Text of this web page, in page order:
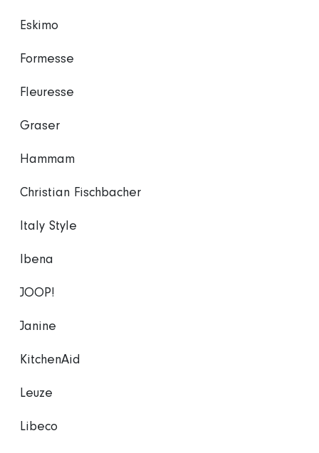
Eskimo
Formesse
Fleuresse
Graser
Hammam
Christian Fischbacher
Italy Style
Ibena
JOOP!
Janine
KitchenAid
Leuze
Libeco